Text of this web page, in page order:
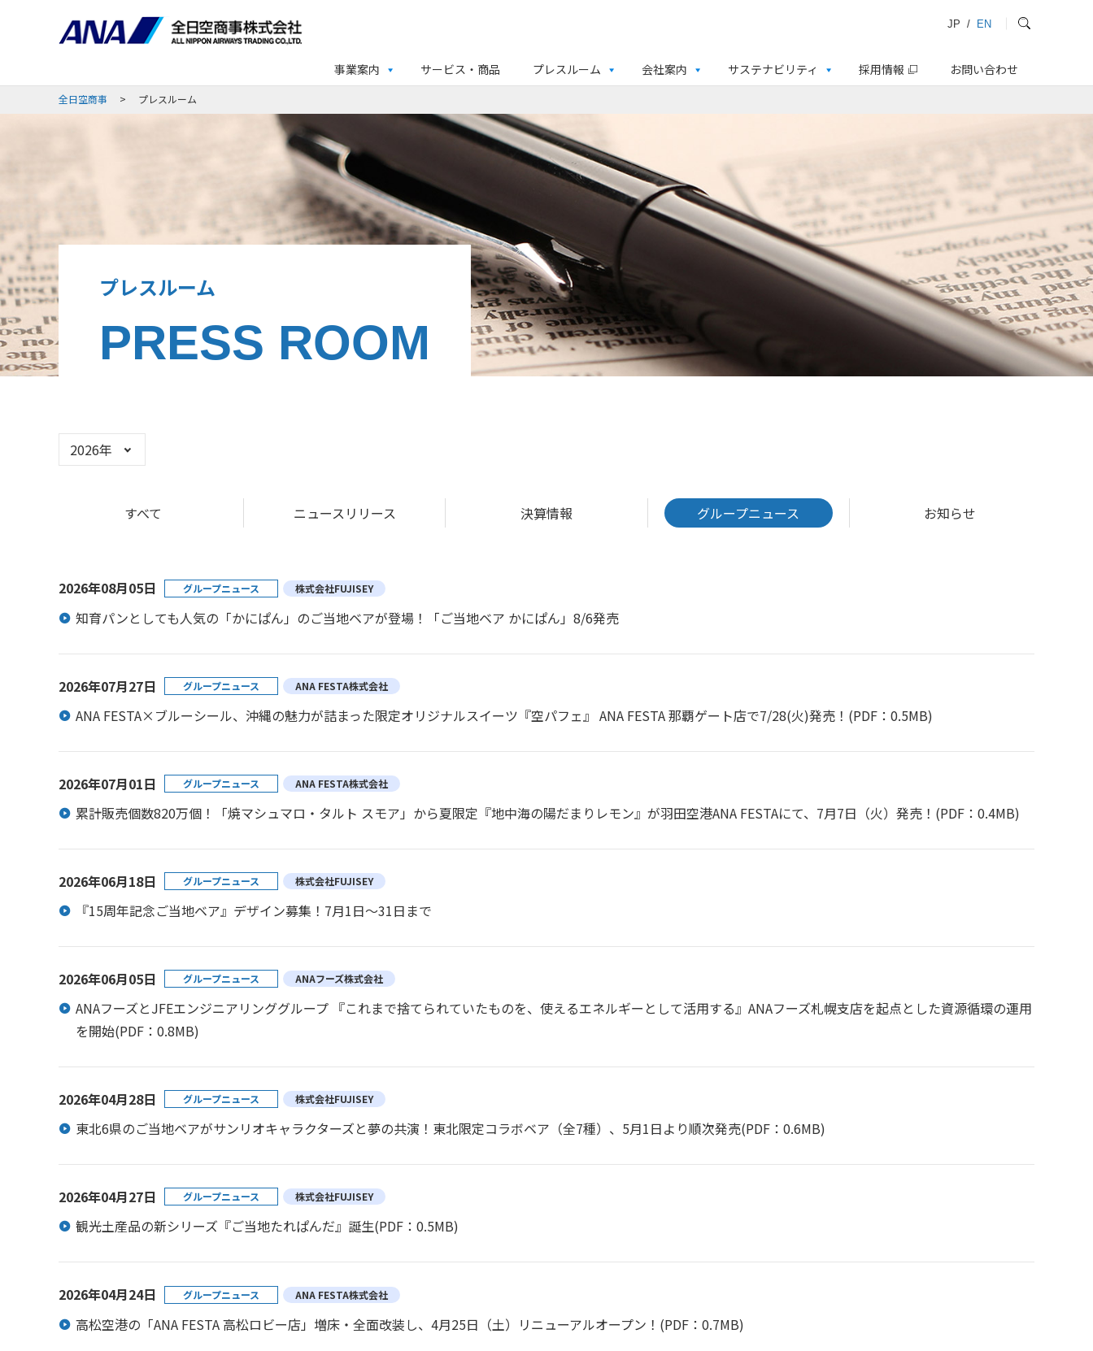
JP / EN
事業案内 サービス・商品 プレスルーム 会社案内 サステナビリティ 採用情報 お問い合わせ
全日空商事 プレスルーム
プレスルーム
PRESS ROOM
年選択
すべて ニュースリリース 決算情報 グループニュース お知らせ
2026年08月05日 グループニュース 株式会社FUJISEY
知育パンとしても人気の「かにぱん」のご当地ベアが登場！「ご当地ベア かにぱん」8/6発売
2026年07月27日 グループニュース ANA FESTA株式会社
ANA FESTA×ブルーシール、沖縄の魅力が詰まった限定オリジナルスイーツ『空パフェ』 ANA FESTA 那覇ゲート店で7/28(火)発売！ (PDF：0.5MB)
2026年07月01日 グループニュース ANA FESTA株式会社
累計販売個数820万個！「焼マシュマロ・タルト スモア」から夏限定『地中海の陽だまりレモン』が羽田空港ANA FESTAにて、7月7日（火）発売！ (PDF：0.4MB)
2026年06月18日 グループニュース 株式会社FUJISEY
『15周年記念ご当地ベア』デザイン募集！7月1日～31日まで
2026年06月05日 グループニュース ANAフーズ株式会社
ANAフーズとJFEエンジニアリンググループ 『これまで捨てられていたものを、使えるエネルギーとして活用する』ANAフーズ札幌支店を起点とした資源循環の運用
を開始(PDF：0.8MB)
2026年04月28日 グループニュース 株式会社FUJISEY
東北6県のご当地ベアがサンリオキャラクターズと夢の共演！東北限定コラボベア（全7種）、5月1日より順次発売(PDF：0.6MB)
2026年04月27日 グループニュース 株式会社FUJISEY
観光土産品の新シリーズ『ご当地たれぱんだ』誕生(PDF：0.5MB)
2026年04月24日 グループニュース ANA FESTA株式会社
高松空港の「ANA FESTA 高松ロビー店」増床・全面改装し、4月25日（土）リニューアルオープン！ (PDF：0.7MB)